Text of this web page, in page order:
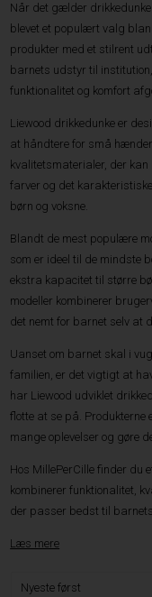
Når det gælder
blevet et populært valg
produkter med et stilrent
barnets udstyr til
funktionalitet og komfort
Liewood drikkedunke er
at håndtere for små
kvalitetsmaterialer, der
farver og det
børn og voksne.
Blandt de mest populære
som er ideel til de mindste
ekstra kapacitet til større
modeller kombinerer
det nemt for barnet selv at
Uanset om barnet skal i
familien, er det vigtigt at
har Liewood udviklet
flotte at se på.
mange oplevelser og gøre
Hos MillePerCille finder du
kombinerer funktionalitet,
der passer bedst til
Læs mere